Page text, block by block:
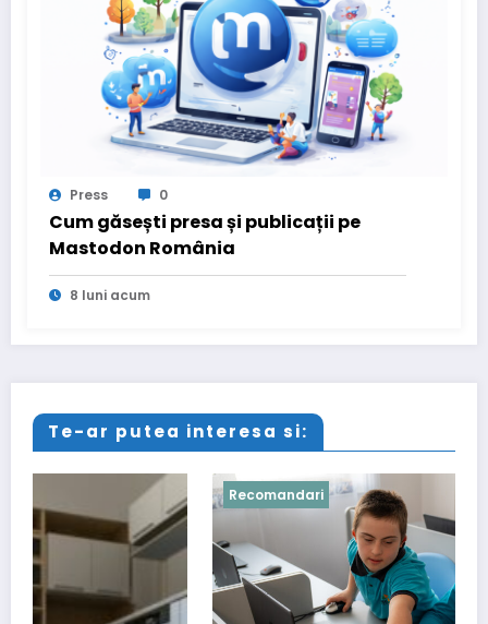
Press 0
Cum găsești presa și publicații pe
Mastodon România
8 luni acum
Te-ar putea interesa si:
Recomandari